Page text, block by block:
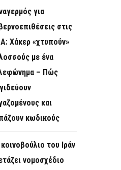
για
στις
Χάκερ «χτυπούν»
με ένα
– Πώς
και
κωδικούς
του Ιράν
νομοσχέδιο